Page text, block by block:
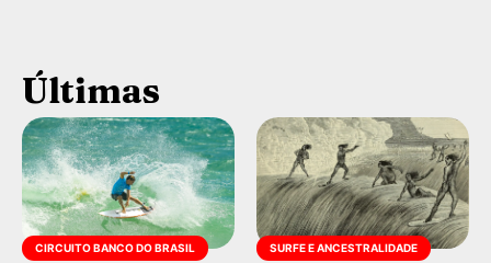
Últimas
CIRCUITO BANCO DO BRASIL SURFE E ANCESTRALIDADE